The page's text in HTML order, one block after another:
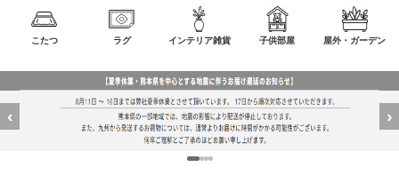
こたつ ラグ インテリア雑貨 子供部屋 屋外・ガーデン
‹ ›